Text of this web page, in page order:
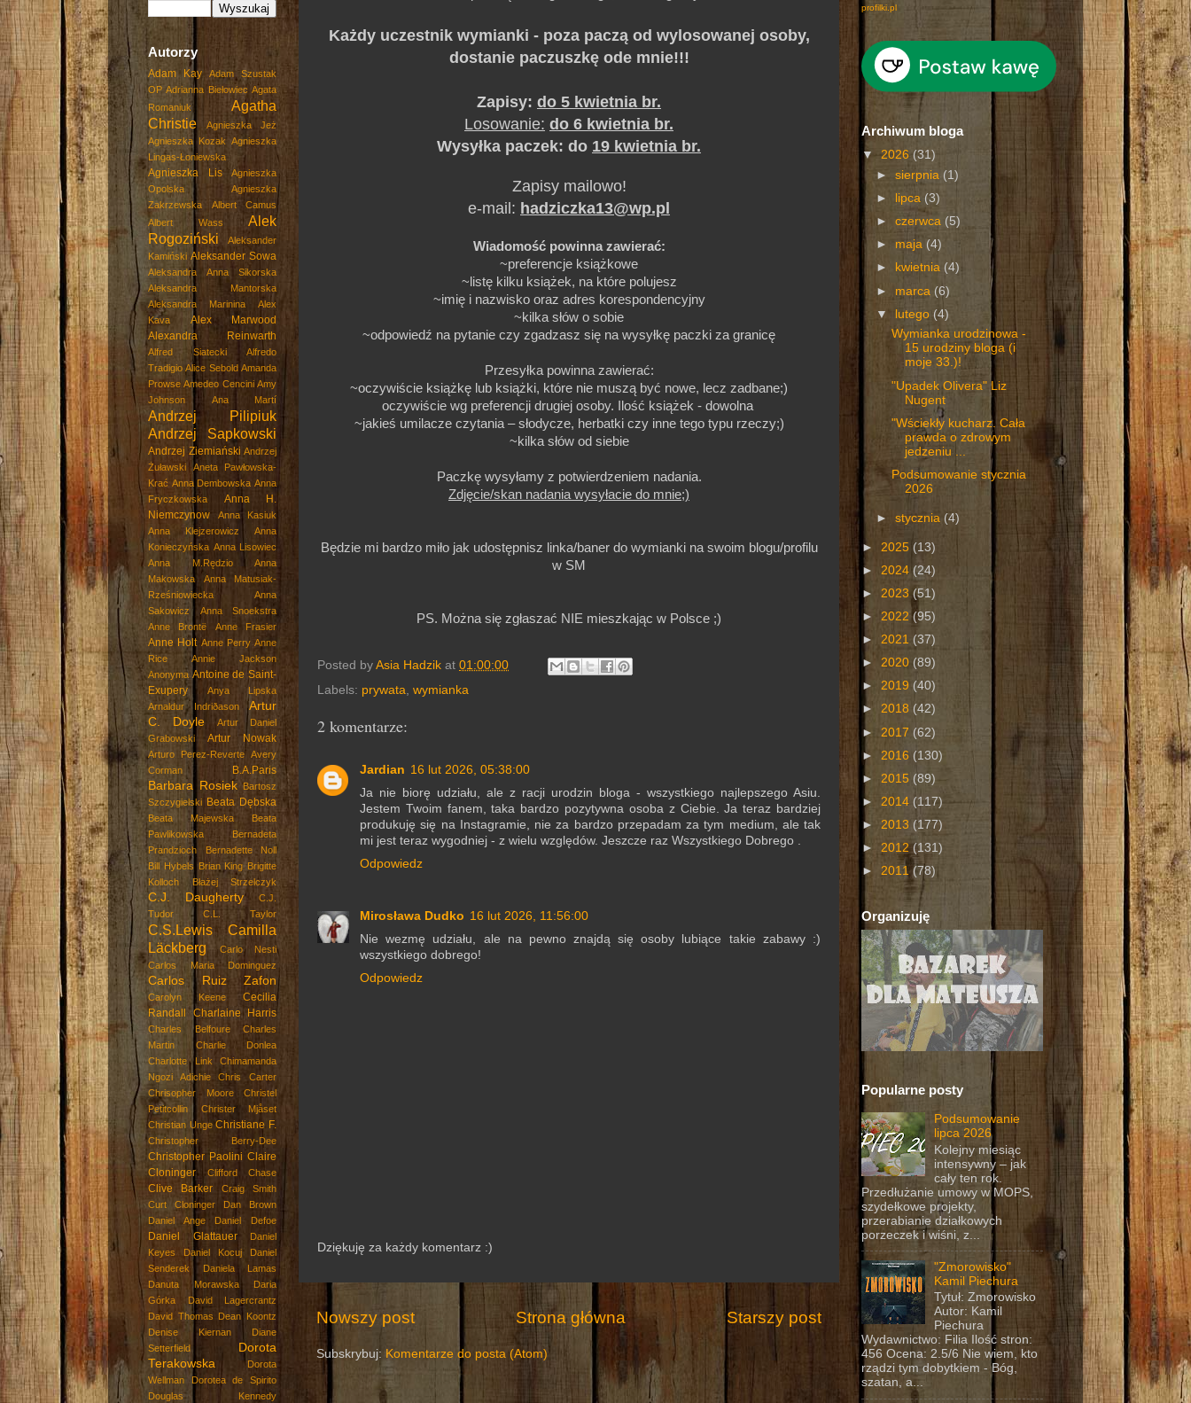
Każdy uczestnik wymianki - poza paczą od wylosowanej osoby,
dostanie paczuszkę ode mnie!!!
Zapisy: do 5 kwietnia br.
Losowanie: do 6 kwietnia br.
Wysyłka paczek: do 19 kwietnia br.
Zapisy mailowo!
e-mail: hadziczka13@wp.pl
Wiadomość powinna zawierać:
~preferencje książkowe
~listę kilku książek, na które polujesz
~imię i nazwisko oraz adres korespondencyjny
~kilka słów o sobie
~odpowiedź na pytanie czy zgadzasz się na wysyłkę paczki za granicę
Przesyłka powinna zawierać:
~oczywiście książkę lub książki, które nie muszą być nowe, lecz zadbane;)
oczywiście wg preferencji drugiej osoby. Ilość książek - dowolna
~jakieś umilacze czytania – słodycze, herbatki czy inne tego typu rzeczy;)
~kilka słów od siebie
Paczkę wysyłamy z potwierdzeniem nadania.
Zdjęcie/skan nadania wysyłacie do mnie;)
Będzie mi bardzo miło jak udostępnisz linka/baner do wymianki na swoim blogu/profilu
w SM
PS. Można się zgłaszać NIE mieszkając w Polsce ;)
Posted by Asia Hadzik at 01:00:00
Labels: prywata wymianka
2 komentarze:
Jardian 16 lut 2026, 05:38:00
Ja nie biorę udziału, ale z racji urodzin bloga - wszystkiego najlepszego Asiu.
Jestem Twoim fanem, taka bardzo pozytywna osoba z Ciebie. Ja teraz bardziej
produkuję się na Instagramie, nie za bardzo przepadam za tym medium, ale tak
mi jest teraz wygodniej - z wielu względów. Jeszcze raz Wszystkiego Dobrego .
Odpowiedz
Mirosława Dudko 16 lut 2026, 11:56:00
Nie wezmę udziału, ale na pewno znajdą się osoby lubiące takie zabawy :)
wszystkiego dobrego!
Odpowiedz
Dziękuję za każdy komentarz :)
Nowszy post Starszy post
Strona główna
Subskrybuj: Komentarze do posta (Atom)
Autorzy
Adam Kay
Adam Szustak
OP Adrianna Biełowiec Agata
Romaniuk
Agatha
Christie
Agnieszka Jeż
Agnieszka Kozak Agnieszka
Lingas-Łoniewska
Agnieszka Lis
Agnieszka
Opolska
Agnieszka
Zakrzewska
Albert Camus
Albert Wass
Alek
Rogoziński
Aleksander
Kamiński Aleksander Sowa
Aleksandra Anna Sikorska
Aleksandra Mantorska
Aleksandra Marinina
Alex
Kava
Alex Marwood
Alexandra Reinwarth
Alfred Siatecki
Alfredo
Tradigio Alice Sebold Amanda
Prowse Amedeo Cencini Amy
Johnson
Ana Martí
Andrzej Pilipiuk
Andrzej Sapkowski
Andrzej Ziemiański Andrzej
Żuławski
Aneta Pawłowska-
Krać Anna Dembowska Anna
Fryczkowska
Anna H.
Niemczynow
Anna Kasiuk
Anna Klejzerowicz
Anna
Konieczyńska Anna Lisowiec
Anna M.Rędzio
Anna
Makowska
Anna Matusiak-
Rześniowiecka
Anna
Sakowicz
Anna Snoekstra
Anne Brontë
Anne Frasier
Anne Holt Anne Perry Anne
Rice
Annie Jackson
Anonyma Antoine de Saint-
Exupery
Anya Lipska
Arnaldur Indriðason
Artur
C. Doyle
Artur Daniel
Grabowski
Artur Nowak
Arturo Perez-Reverte Avery
Corman
B.A.Paris
Barbara Rosiek
Bartosz
Szczygielski Beata Dębska
Beata Majewska
Beata
Pawlikowska
Bernadeta
Prandzioch
Bernadette Noll
Bill Hybels
Brian King Brigitte
Kolloch
Błażej Strzelczyk
C.J. Daugherty
C.J.
Tudor
C.L. Taylor
C.S.Lewis
Camilla
Läckberg
Carlo Nesti
Carlos Maria Dominguez
Carlos Ruiz Zafon
Carolyn Keene
Cecilia
Randall
Charlaine Harris
Charles Belfoure
Charles
Martin
Charlie Donlea
Charlotte Link
Chimamanda
Ngozi Adichie
Chris Carter
Chrisopher Moore
Christel
Petitcollin
Christer Mjåset
Christian Unge Christiane F.
Christopher Berry-Dee
Christopher Paolini Claire
Cloninger
Clifford Chase
Clive Barker
Craig Smith
Curt Cloninger
Dan Brown
Daniel Ange
Daniel Defoe
Daniel Glattauer
Daniel
Keyes
Daniel Kocuj
Daniel
Senderek
Daniela Lamas
Danuta Morawska
Daria
Górka
David Lagercrantz
David Thomas
Dean Koontz
Denise Kiernan
Diane
Setterfield
Dorota
Terakowska
Dorota
Wellman
Dorotea de Spirito
Douglas Kennedy
profilki.pl
Archiwum bloga
▼ 2026 (31)
►sierpnia (1)
►
lipca (3)
►czerwca (5)
► maja (4)
►
kwietnia (4)
► marca (6)
▼ lutego (4)
Wymianka urodzinowa -
15 urodziny bloga (i
moje 33.)!
"Upadek Olivera" Liz
Nugent
"Wściekły kucharz. Cała
prawda o zdrowym
jedzeniu ...
Podsumowanie stycznia
2026
►stycznia (4)
► 2025 (13)
► 2024 (24)
► 2023 (51)
► 2022 (95)
► 2021 (37)
► 2020 (89)
► 2019 (40)
► 2018 (42)
► 2017 (62)
► 2016 (130)
► 2015 (89)
► 2014 (117)
► 2013 (177)
► 2012 (131)
► 2011 (78)
Organizuję
Popularne posty
Podsumowanie
lipca 2026
Kolejny miesiąc
intensywny – jak
cały ten rok.
Przedłużanie umowy w MOPS,
szydełkowe projekty,
przerabianie działkowych
porzeczek i wiśni, z...
"Zmorowisko"
Kamil Piechura
Tytuł: Zmorowisko
Autor: Kamil
Piechura
Wydawnictwo: Filia Ilość stron:
456 Ocena: 2.5/6 Nie wiem, kto
rządzi tym dobytkiem - Bóg,
szatan, a...